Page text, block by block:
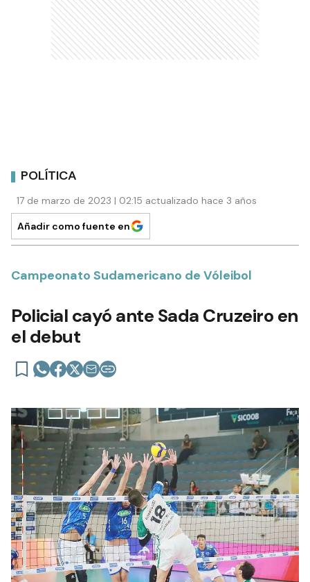
POLÍTICA
17 de marzo de 2023 | 02:15 actualizado hace 3 años
Añadir como fuente en
Campeonato Sudamericano de Vóleibol
Policial cayó ante Sada Cruzeiro en
el debut